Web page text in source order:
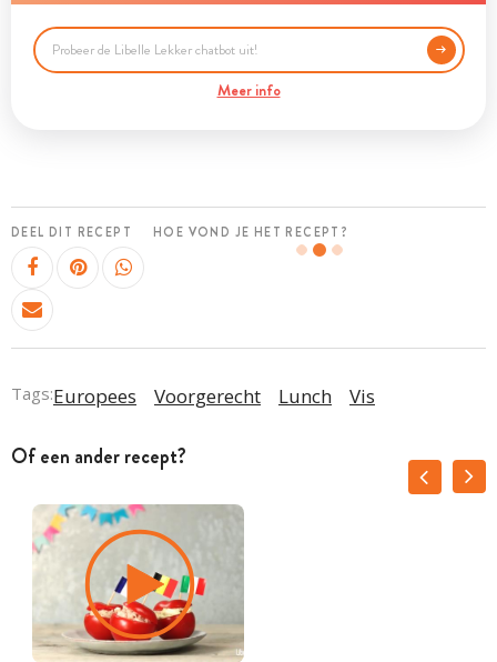
Meer info
DEEL DIT RECEPT HOE VOND JE HET RECEPT?
Tags:Europees Voorgerecht Lunch Vis
Of een ander recept?